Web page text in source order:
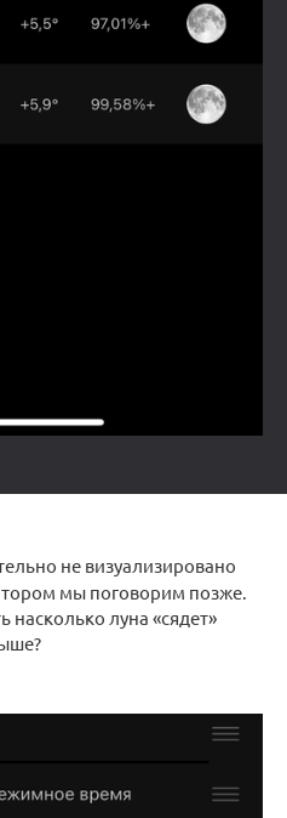
не визуализировано
мы поговорим позже.
луна «сядет»